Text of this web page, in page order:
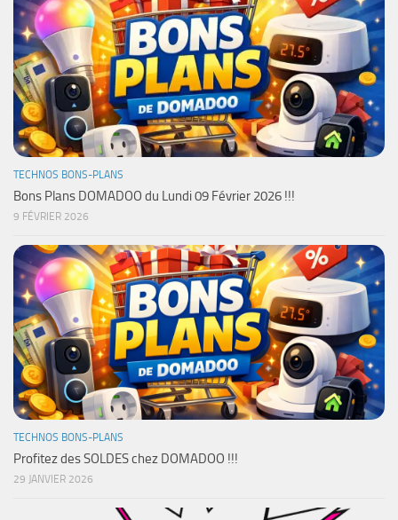
TECHNOS BONS-PLANS
Bons Plans DOMADOO du Lundi 09 Février 2026 !!!
9 FÉVRIER 2026
TECHNOS BONS-PLANS
Profitez des SOLDES chez DOMADOO !!!
29 JANVIER 2026